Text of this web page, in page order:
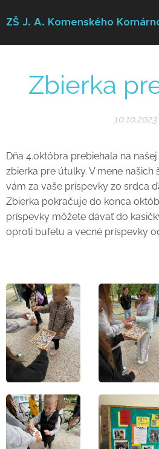
ZŠ J. A. Komenského
Zbierka
10.10.2023
Dňa 4.októbra prebiehala na
zbierka pre útulky. V mene
vám za vaše príspevky zo srdca
Zbierka pokračuje do konca
príspevky môžete dávať do
oproti bufetu a vecné príspevky